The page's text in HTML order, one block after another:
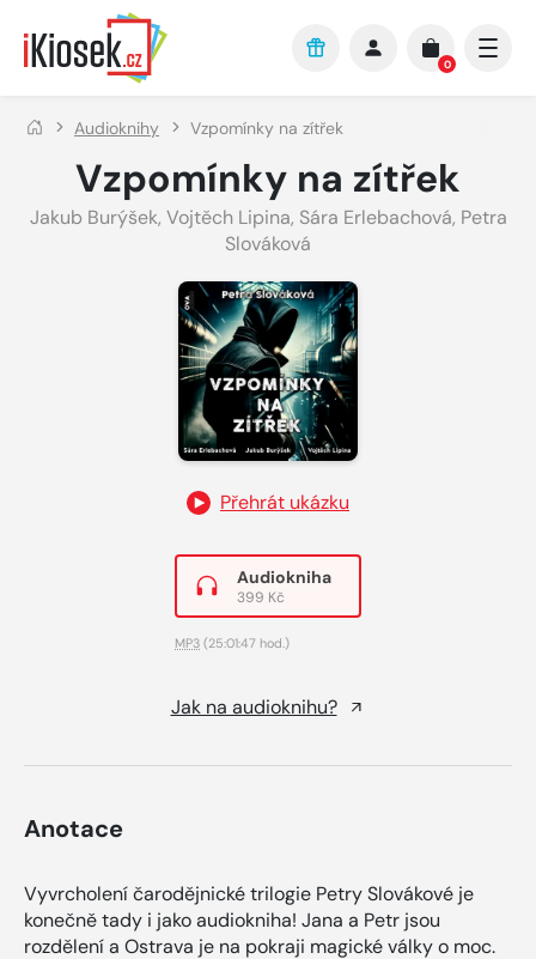
Přejít na hlavní obsah
0
Audioknihy Vzpomínky na zítřek
Vzpomínky na zítřek
Jakub Burýšek, Vojtěch Lipina, Sára Erlebachová, Petra
Slováková
Přehrát ukázku
Audiokniha
399 Kč
MP3 (25:01:47 hod.)
Jak na audioknihu?
Anotace
Vyvrcholení čarodějnické trilogie Petry Slovákové je
konečně tady i jako audiokniha! Jana a Petr jsou
rozdělení a Ostrava je na pokraji magické války o moc.